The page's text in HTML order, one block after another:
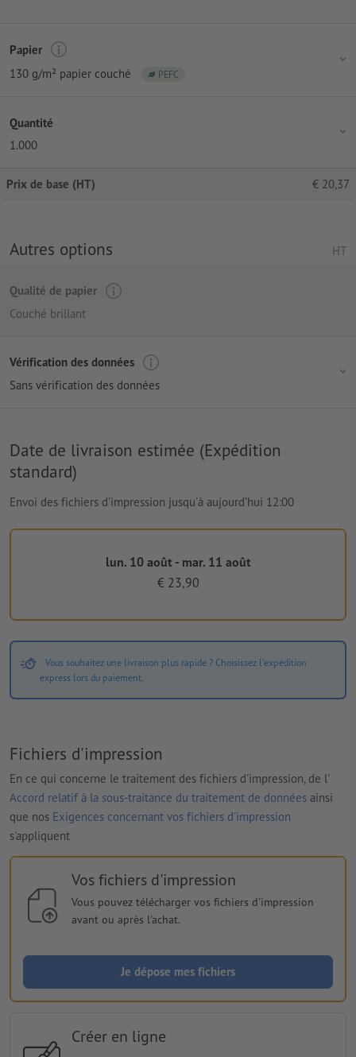
Papier
130 g/m² papier couché
PEFC
Quantité
1.000
Prix de base (HT) € 20,37
Autres options HT
Qualité de papier
Couché brillant
Vérification des données
Sans vérification des données
Date de livraison estimée (Expédition
standard)
Envoi des fichiers d'impression jusqu'à aujourd’hui 12:00
lun. 10 août - mar. 11 août
€ 23,90
Vous souhaitez une livraison plus rapide ? Choisissez l'expédition
express lors du paiement.
Fichiers d'impression
En ce qui concerne le traitement des fichiers d'impression, de l'
Accord relatif à la sous-traitance du traitement de données ainsi
que nos Exigences concernant vos fichiers d'impression
s'appliquent
Vos fichiers d'impression
Vous pouvez télécharger vos fichiers d'impression
avant ou après l'achat.
Je dépose mes fichiers
Créer en ligne